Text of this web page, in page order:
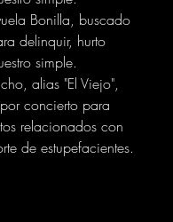
Bonilla, buscado
delinquir, hurto
simple.
alias "El Viejo",
concierto para
relacionados con
de estupefacientes.